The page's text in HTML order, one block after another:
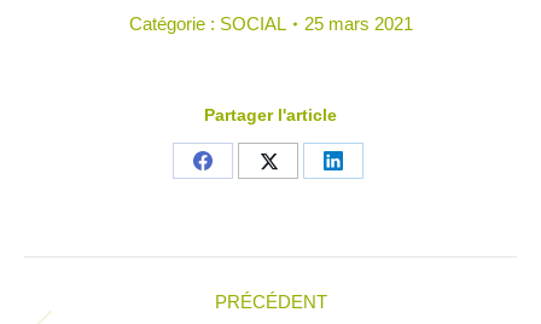
Catégorie : SOCIAL 25 mars 2021
Partager l'article
PartagerPartagerPartager
NavigationPRÉCÉDENT